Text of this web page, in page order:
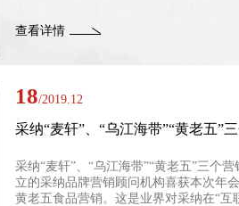
查看详情
18/2019.12
采纳“麦轩”、“乌江海带”“黄老五”
采纳“麦轩”、“乌江海带”“黄老五”三个
立的采纳品牌营销顾问机构喜获本次年
黄老五食品营销。这是业界对采纳在“